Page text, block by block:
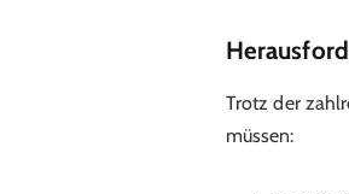
Trotz der
müssen: